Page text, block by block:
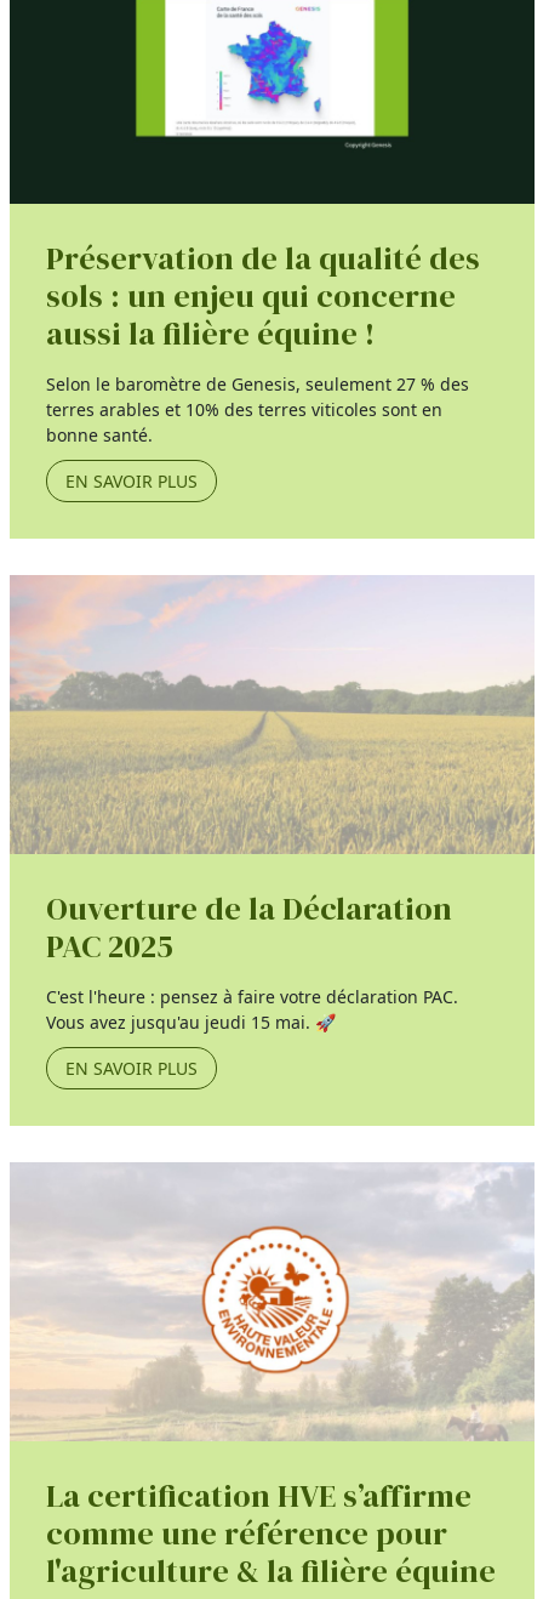
Préservation de la qualité des
sols : un enjeu qui concerne
aussi la filière équine !
Selon le baromètre de Genesis, seulement 27 % des
terres arables et 10% des terres viticoles sont en
bonne santé.
EN SAVOIR PLUS
Ouverture de la Déclaration
PAC 2025
C'est l'heure : pensez à faire votre déclaration PAC.
Vous avez jusqu'au jeudi 15 mai. 🚀
EN SAVOIR PLUS
La certification HVE s’affirme
comme une référence pour
l'agriculture & la filière équine